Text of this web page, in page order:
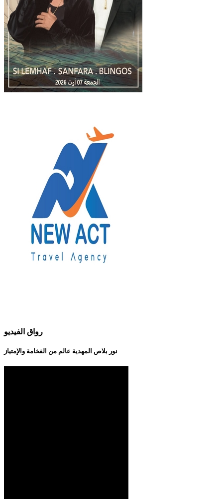
رواق الفيديو
نور بلاص المهدية عالم من الفخامة والإمتياز